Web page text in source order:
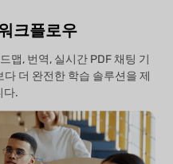
크플로우
맵, 번역, 실시간 PDF 채팅 기
더 완전한 학습 솔루션을 제
다.